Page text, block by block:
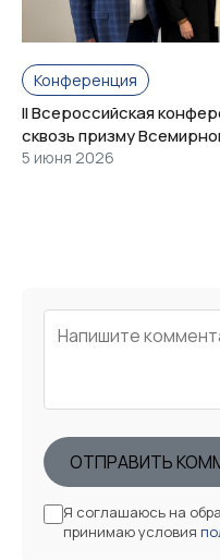
Конференция
II Всероссийская
сквозь призму
5 июня 2026
ОТПРАВИТЬ
Я соглашаюсь на
принимаю условия